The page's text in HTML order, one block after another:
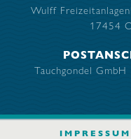
Wulff
17454
Tauchgondel
IMPRESSUM